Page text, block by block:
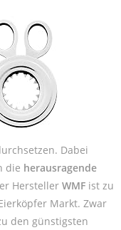
Dabei
die herausragende
Hersteller WMF ist zu
Markt. Zwar
den günstigsten